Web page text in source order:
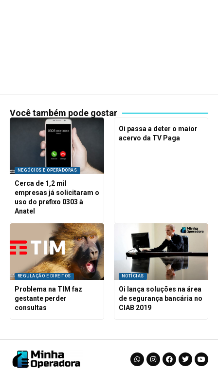
Você também pode gostar
NEGÓCIOS E OPERADORAS
Cerca de 1,2 mil
empresas já solicitaram o
uso do prefixo 0303 à
Anatel
Oi passa a deter o maior
acervo da TV Paga
REGULAÇÃO E DIREITOS
Problema na TIM faz
gestante perder
consultas
NOTÍCIAS
Oi lança soluções na área
de segurança bancária no
CIAB 2019